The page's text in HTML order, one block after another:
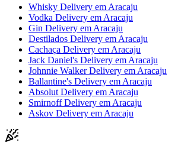
Whisky Delivery em Aracaju
Vodka Delivery em Aracaju
Gin Delivery em Aracaju
Destilados Delivery em Aracaju
Cachaça Delivery em Aracaju
Jack Daniel's Delivery em Aracaju
Johnnie Walker Delivery em Aracaju
Ballantine's Delivery em Aracaju
Absolut Delivery em Aracaju
Smirnoff Delivery em Aracaju
Askov Delivery em Aracaju